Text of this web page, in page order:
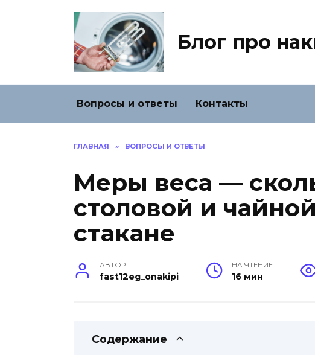
Блог про
Вопросы и ответы Контакты
ГЛАВНАЯ » ВОПРОСЫ И ОТВЕТЫ
Меры веса —
столовой и
стакане
АВТОР
fast12eg_onakipi
НА ЧТЕНИЕ
16 мин
Содержание